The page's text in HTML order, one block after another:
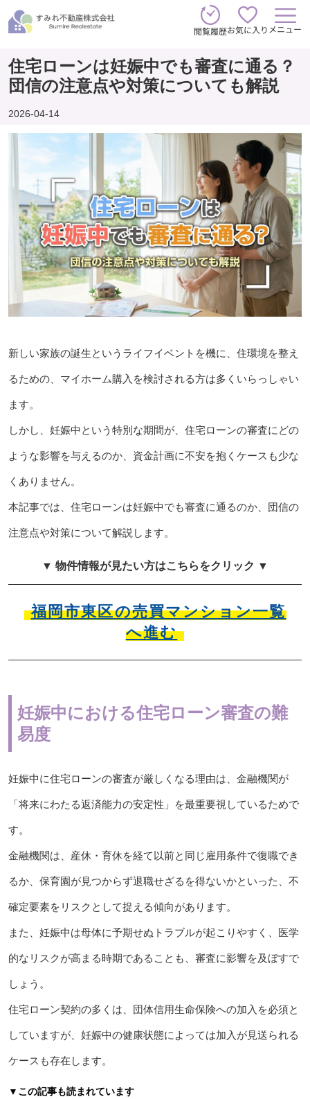
閲覧履歴お気に入り メニュー
住宅ローンは妊娠中でも審査に通る？
団信の注意点や対策についても解説
2026-04-14
新しい家族の誕生というライフイベントを機に、住環境を整え
るための、マイホーム購入を検討される方は多くいらっしゃい
ます。
しかし、妊娠中という特別な期間が、住宅ローンの審査にどの
ような影響を与えるのか、資金計画に不安を抱くケースも少な
くありません。
本記事では、住宅ローンは妊娠中でも審査に通るのか、団信の
注意点や対策について解説します。
▼ 物件情報が見たい方はこちらをクリック ▼
福岡市東区の売買マンション一覧
へ進む
妊娠中における住宅ローン審査の難
易度
妊娠中に住宅ローンの審査が厳しくなる理由は、金融機関が
「将来にわたる返済能力の安定性」を最重要視しているためで
す。
金融機関は、産休・育休を経て以前と同じ雇用条件で復職でき
るか、保育園が見つからず退職せざるを得ないかといった、不
確定要素をリスクとして捉える傾向があります。
また、妊娠中は母体に予期せぬトラブルが起こりやすく、医学
的なリスクが高まる時期であることも、審査に影響を及ぼすで
しょう。
住宅ローン契約の多くは、団体信用生命保険への加入を必須と
していますが、妊娠中の健康状態によっては加入が見送られる
ケースも存在します。
▼この記事も読まれています